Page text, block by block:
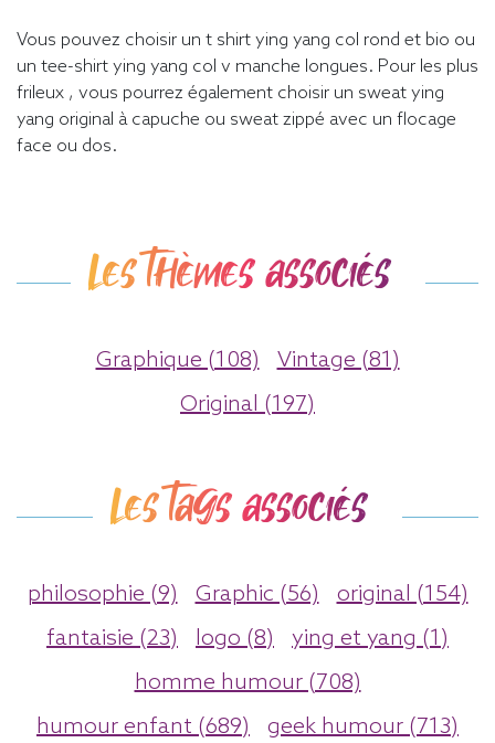
Vous pouvez choisir un t shirt ying yang col rond et bio ou
un tee-shirt ying yang col v manche longues. Pour les plus
frileux , vous pourrez également choisir un sweat ying
yang original à capuche ou sweat zippé avec un flocage
face ou dos.
Les thèmes associés
Graphique (108)
Vintage (81)
Original (197)
Les tags associés
philosophie (9) Graphic (56)
original (154)
fantaisie (23)
logo (8)
ying et yang (1)
homme humour (708)
humour enfant (689)
geek humour (713)